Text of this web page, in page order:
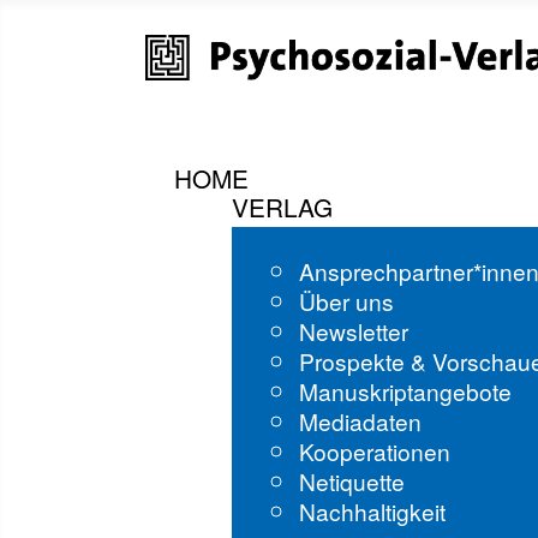
HOME
VERLAG
Über uns
Newsletter
Prospekte &
Manuskriptangebote
Mediadaten
Kooperationen
Netiquette
Nachhaltigkeit